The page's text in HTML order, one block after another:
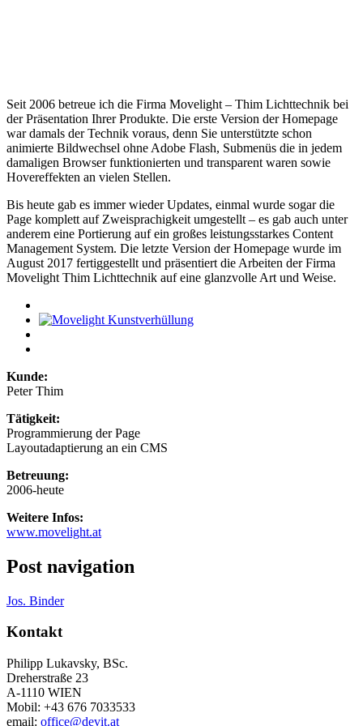
Seit 2006 betreue ich die Firma Movelight – Thim Lichttechnik bei
der Präsentation Ihrer Produkte. Die erste Version der Homepage
war damals der Technik voraus, denn Sie unterstützte schon
animierte Bildwechsel ohne Adobe Flash, Submenüs die in jedem
damaligen Browser funktionierten und transparent waren sowie
Hovereffekten an vielen Stellen.
Bis heute gab es immer wieder Updates, einmal wurde sogar die
Page komplett auf Zweisprachigkeit umgestellt – es gab auch unter
anderem eine Portierung auf ein großes leistungsstarkes Content
Management System. Die letzte Version der Homepage wurde im
August 2017 fertiggestellt und präsentiert die Arbeiten der Firma
Movelight Thim Lichttechnik auf eine glanzvolle Art und Weise.
Kunde:
Peter Thim
Tätigkeit:
Programmierung der Page
Layoutadaptierung an ein CMS
Betreuung:
2006-heute
Weitere Infos:
www.movelight.at
Post navigation
Jos. Binder
Kontakt
Philipp Lukavsky, BSc.
Dreherstraße 23
A-1110 WIEN
Mobil: +43 676 7033533
email: office@devit.at